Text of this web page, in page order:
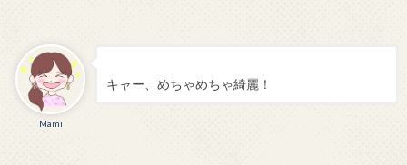
Mami
キャー、めちゃめちゃ綺麗！